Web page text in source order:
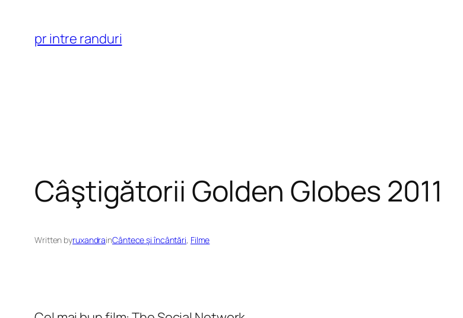
content
pr intre randuri
Câştigătorii Golden Globes 2011
Written byruxandrainCântece şi încântări, Filme